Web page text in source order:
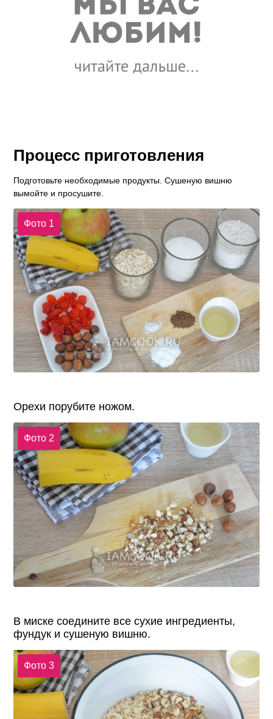
Процесс приготовления
Подготовьте необходимые продукты. Сушеную вишню
вымойте и просушите.
Фото 1
Орехи порубите ножом.
Фото 2
В миске соедините все сухие ингредиенты,
фундук и сушеную вишню.
Фото 3